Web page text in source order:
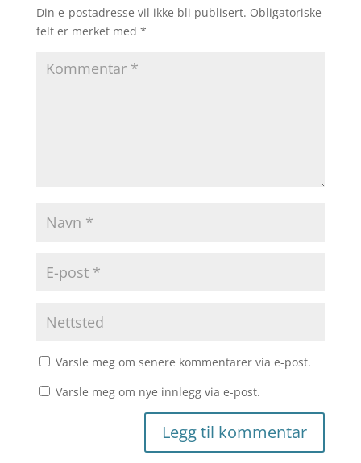
Din e-postadresse vil ikke bli publisert. Obligatoriske
felt er merket med *
Varsle meg om senere kommentarer via e-post.
Varsle meg om nye innlegg via e-post.